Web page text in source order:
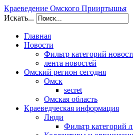
Краеведение Омского Прииртышья
Искать...
Главная
Новости
Фильтр категорий
лента новостей
Омский регион сегодня
Омск
secret
Омская область
Краеведческая информация
Люди
Фильтр категорий